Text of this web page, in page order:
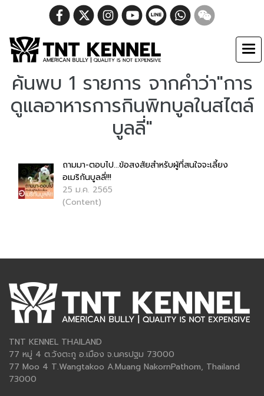
ค้นพบ 1 รายการ จากคำว่า"การ
ดูแลอาหารการกินพิทบูลในสไตล์
บูลลี่"
ถามมา-ตอบไป...ข้อสงสัยสำหรับผู้ที่สนใจจะเลี้ยง
อเมริกันบูลลี่!!!
25 ม.ค. 2565
(Content)
TNT KENNEL THAILAND
77 หมู่ 4 ต.วังตะกู อ.เมือง จ.นครปฐม 73000
77 Moo 4 T.Wangtakoo A.Muang NakornPathom, Thailand
73000